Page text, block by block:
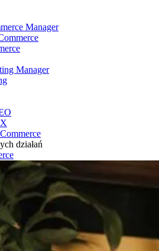
Manager
Manager
działań